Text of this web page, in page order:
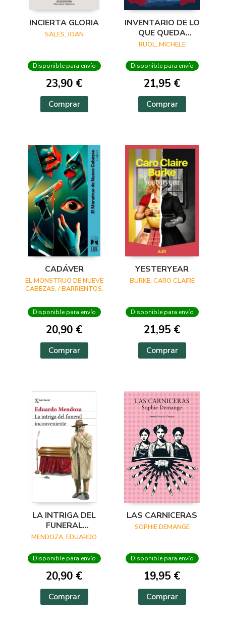
INCIERTA GLORIA
SALES, JOAN
Disponible para envío
23,90 €
Comprar
INVENTARIO DE LO
QUE QUEDA
CUANDO EL
RUOL, MICHELE
Disponible para envío
21,95 €
Comprar
CADÁVER
EL MONSTRUO DE NUEVE
CABEZAS, / BARRIENTOS,
GROSSMAN, LUCILA /
ANCIRA, LOLA / RIVERO,
LUIS CARLOS / REYES,
KAREN A
Disponible para envío
20,90 €
Comprar
YESTERYEAR
BURKE, CARO CLAIRE
Disponible para envío
21,95 €
Comprar
LA INTRIGA DEL
FUNERAL
INCONVENIENTE
MENDOZA, EDUARDO
Disponible para envío
20,90 €
Comprar
LAS CARNICERAS
SOPHIE DEMANGE
Disponible para envío
19,95 €
Comprar